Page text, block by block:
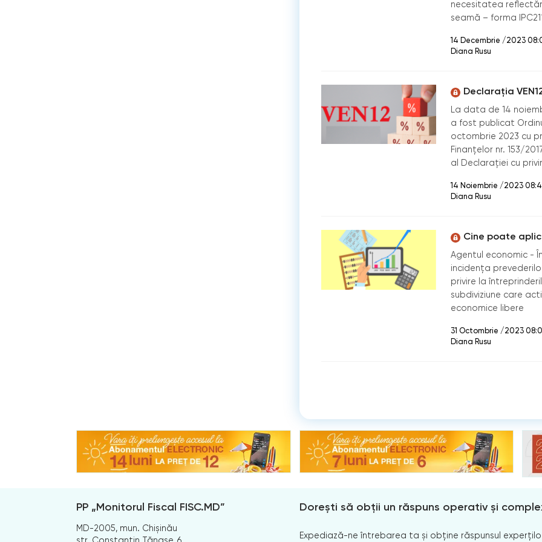
necesitatea
seamă – forma
14 Decembrie /2023
Diana Rusu
Declarația
La data de 14
a fost publicat
octombrie 2023 cu
Finanțelor nr. 153/
al Declarației cu
14 Noiembrie /2023
Diana Rusu
Cine poate
Agentul economic -
incidența
privire la
subdiviziune care
economice libere
31 Octombrie /2023
Diana Rusu
PP „Monitorul Fiscal FISC.MD”
MD-2005, mun. Chișinău
Dorești să obții un răspuns operativ și
Expediază-ne întrebarea ta și obține răspunsul